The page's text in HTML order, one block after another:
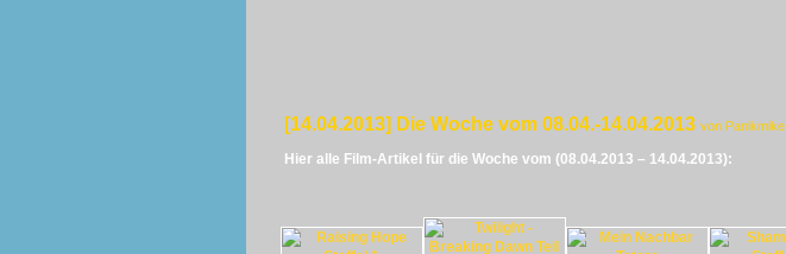
[14.04.2013] Die Woche vom 08.04.-14.04.2013 von Panikmike
Hier alle Film-Artikel für die Woche vom (08.04.2013 – 14.04.2013):